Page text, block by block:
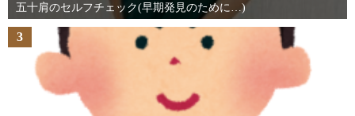
五十肩のセルフチェック(早期発見のために…)
3